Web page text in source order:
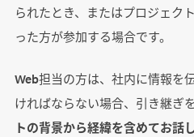
られたとき、またはプロジェク
った方が参加する場合です。
Web担当の方は、社内に情報を
ければならない場合、引き継ぎ
トの背景から経緯を含めてお話